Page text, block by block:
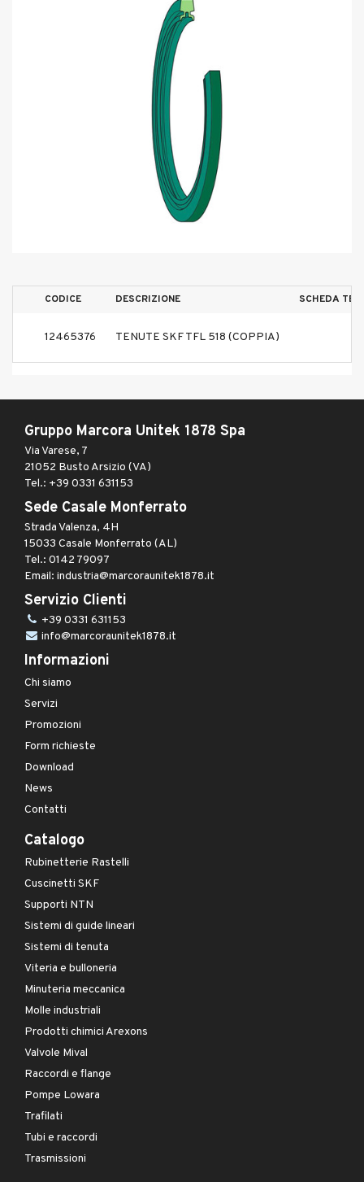
CODICE DESCRIZIONE SCHEDA
12465376 TENUTE SKF TFL 518 (COPPIA)
Gruppo Marcora Unitek 1878 Spa
Via Varese, 7
21052 Busto Arsizio (VA)
Tel.: +39 0331 631153
Sede Casale Monferrato
Strada Valenza, 4H
15033 Casale Monferrato (AL)
Tel.: 0142 79097
Email: industria@marcoraunitek1878.it
Servizio Clienti
+39 0331 631153
info@marcoraunitek1878.it
Informazioni
Chi siamo
Servizi
Promozioni
Form richieste
Download
News
Contatti
Catalogo
Rubinetterie Rastelli
Cuscinetti SKF
Supporti NTN
Sistemi di guide lineari
Sistemi di tenuta
Viteria e bulloneria
Minuteria meccanica
Molle industriali
Prodotti chimici Arexons
Valvole Mival
Raccordi e flange
Pompe Lowara
Trafilati
Tubi e raccordi
Trasmissioni